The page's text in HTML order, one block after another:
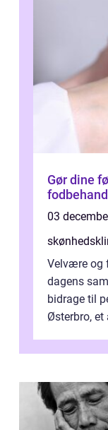
Gør dine
03
Velvære og
dagens
bidrage til
Østerbro, et